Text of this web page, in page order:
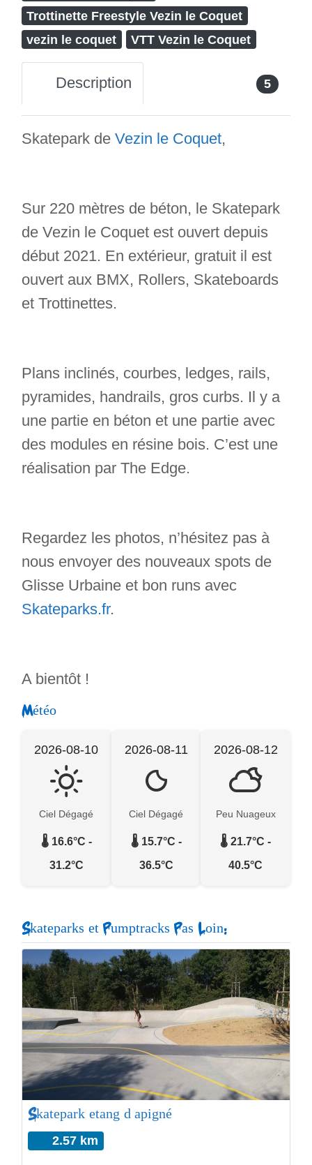
Trottinette Freestyle Vezin le Coquet
vezin le coquet
VTT Vezin le Coquet
Description 5
Skatepark de Vezin le Coquet,
Sur 220 mètres de béton, le Skatepark
de Vezin le Coquet est ouvert depuis
début 2021. En extérieur, gratuit il est
ouvert aux BMX, Rollers, Skateboards
et Trottinettes.
Plans inclinés, courbes, ledges, rails,
pyramides, handrails, gros curbs. Il y a
une partie en béton et une partie avec
des modules en résine bois. C’est une
réalisation par The Edge.
Regardez les photos, n’hésitez pas à
nous envoyer des nouveaux spots de
Glisse Urbaine et bon runs avec
Skateparks.fr.
A bientôt !
Météo
2026-08-10
Ciel Dégagé
🌡️ 16.6°C -
31.2°C
2026-08-11
Ciel Dégagé
🌡️ 15.7°C -
36.5°C
2026-08-12
Peu Nuageux
🌡️ 21.7°C -
40.5°C
Skateparks et Pumptracks Pas Loin:
Skatepark etang d’apigné
2.57 km